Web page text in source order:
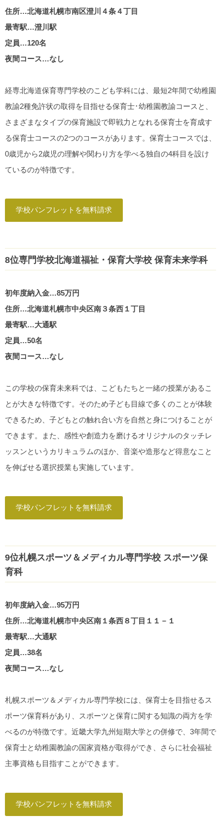
住所…北海道札幌市南区澄川４条４丁目
最寄駅…澄川駅
定員…120名
夜間コース…なし
経専北海道保育専門学校のこども学科には、最短2年間で幼稚園
教諭2種免許状の取得を目指せる保育士･幼稚園教諭コースと、
さまざまなタイプの保育施設で即戦力となれる保育士を育成す
る保育士コースの2つのコースがあります。保育士コースでは、
0歳児から2歳児の理解や関わり方を学べる独自の4科目を設け
ているのが特徴です。
学校パンフレットを無料請求
8位専門学校北海道福祉・保育大学校 保育未来学科
初年度納入金…85万円
住所…北海道札幌市中央区南３条西１丁目
最寄駅…大通駅
定員…50名
夜間コース…なし
この学校の保育未来科では、こどもたちと一緒の授業があるこ
とが大きな特徴です。そのため子ども目線で多くのことが体験
できるため、子どもとの触れ合い方を自然と身につけることが
できます。また、感性や創造力を磨けるオリジナルのタッチレ
ッスンというカリキュラムのほか、音楽や造形など得意なこと
を伸ばせる選択授業も実施しています。
学校パンフレットを無料請求
9位札幌スポーツ＆メディカル専門学校 スポーツ保
育科
初年度納入金…95万円
住所…北海道札幌市中央区南１条西８丁目１１－１
最寄駅…大通駅
定員…38名
夜間コース…なし
札幌スポーツ＆メディカル専門学校には、保育士を目指せるス
ポーツ保育科があり、スポーツと保育に関する知識の両方を学
べるのが特徴です。近畿大学九州短期大学との併修で、3年間で
保育士と幼稚園教諭の国家資格が取得ができ、さらに社会福祉
主事資格も目指すことができます。
学校パンフレットを無料請求